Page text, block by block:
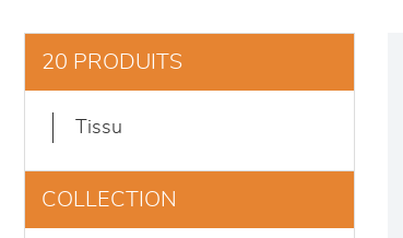
20 PRODUITS
tissu
COLLECTION